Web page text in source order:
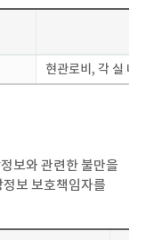
현관로비, 각 실 내부
보와 관련한 불만을
보 보호책임자를